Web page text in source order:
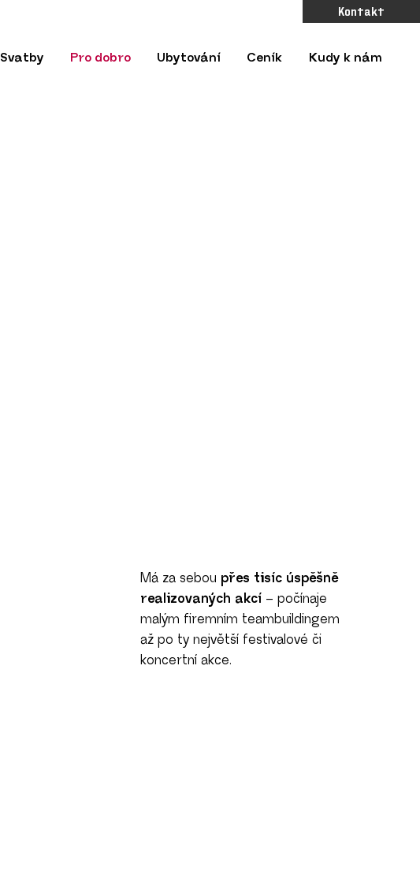
Kontakt
Svatby Pro dobro Ubytování Ceník Kudy k nám
Má za sebou přes tisíc úspěšně
realizovaných akcí – počínaje
malým firemním teambuildingem
až po ty největší festivalové či
koncertní akce.